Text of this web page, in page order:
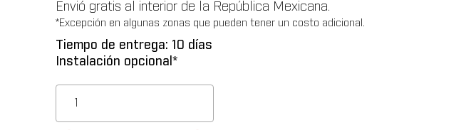
was:
$91,572.
is:
$73,258.
Envió gratis al interior de la República Mexicana.
*Excepción en algunas zonas que pueden tener un costo adicional.
Tiempo de entrega: 10 días
Instalación opcional*
E30
con